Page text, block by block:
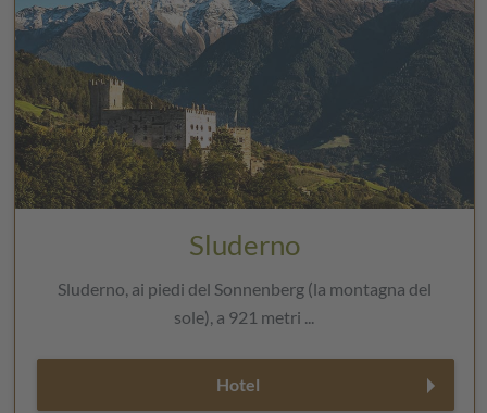
Sluderno
Sluderno, ai piedi del Sonnenberg (la montagna del
sole), a 921 metri ...
Hotel